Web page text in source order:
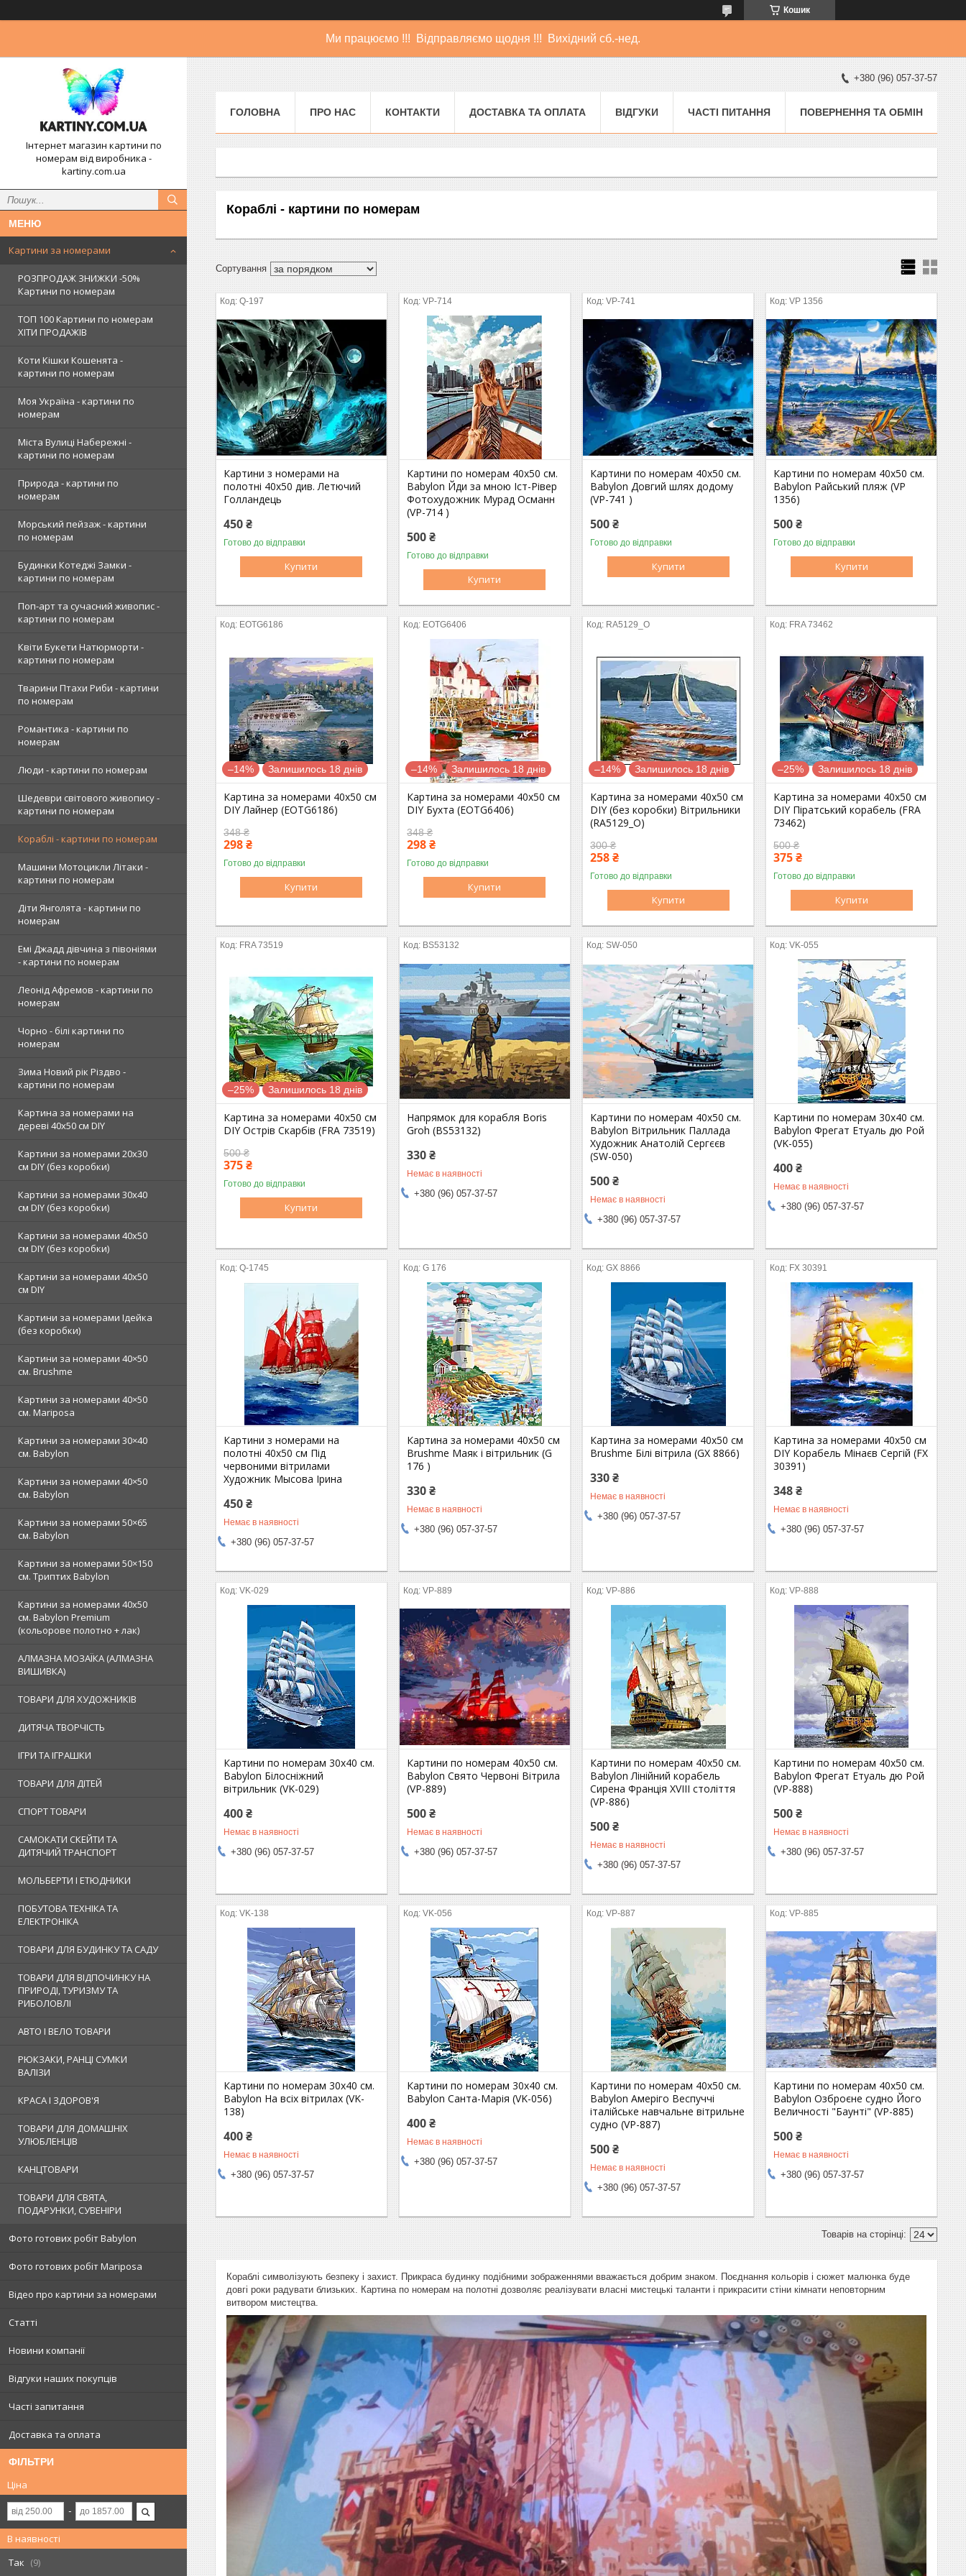
Кошик
Ми працюємо !!! Відправляємо щодня !!! Вихідний сб.-нед.
Інтернет магазин картини по
номерам від виробника -
kartiny.com.ua
Картини за номерами
РОЗПРОДАЖ ЗНИЖКИ -50%
Картини по номерам
ТОП 100 Картини по номерам
ХІТИ ПРОДАЖІВ
Коти Кішки Кошенята -
картини по номерам
Моя Україна - картини по
номерам
Міста Вулиці Набережні -
картини по номерам
Природа - картини по
номерам
Морський пейзаж - картини
по номерам
Будинки Котеджі Замки -
картини по номерам
Поп-арт та сучасний живопис -
картини по номерам
Квіти Букети Натюрморти -
картини по номерам
Тварини Птахи Риби - картини
по номерам
Романтика - картини по
номерам
Люди - картини по номерам
Шедеври світового живопису -
картини по номерам
Кораблі - картини по номерам
Машини Мотоцикли Літаки -
картини по номерам
Діти Янголята - картини по
номерам
Емі Джадд дівчина з півоніями
- картини по номерам
Леонід Афремов - картини по
номерам
Чорно - білі картини по
номерам
Зима Новий рік Різдво -
картини по номерам
Картина за номерами на
дереві 40х50 см DIY
Картини за номерами 20х30
см DIY (без коробки)
Картини за номерами 30х40
см DIY (без коробки)
Картини за номерами 40х50
см DIY (без коробки)
Картини за номерами 40х50
см DIY
Картини за номерами Ідейка
(без коробки)
Картини за номерами 40×50
см. Brushme
Картини за номерами 40×50
см. Mariposa
Картини за номерами 30×40
см. Babylon
Картини за номерами 40×50
см. Babylon
Картини за номерами 50×65
см. Babylon
Картини за номерами 50×150
см. Триптих Babylon
Картини за номерами 40х50
см. Babylon Premium
(кольорове полотно + лак)
АЛМАЗНА МОЗАЇКА (АЛМАЗНА
ВИШИВКА)
ТОВАРИ ДЛЯ ХУДОЖНИКІВ
ДИТЯЧА ТВОРЧІСТЬ
ІГРИ ТА ІГРАШКИ
ТОВАРИ ДЛЯ ДІТЕЙ
СПОРТ ТОВАРИ
САМОКАТИ СКЕЙТИ ТА
ДИТЯЧИЙ ТРАНСПОРТ
МОЛЬБЕРТИ І ЕТЮДНИКИ
ПОБУТОВА ТЕХНІКА ТА
ЕЛЕКТРОНІКА
ТОВАРИ ДЛЯ БУДИНКУ ТА САДУ
ТОВАРИ ДЛЯ ВІДПОЧИНКУ НА
ПРИРОДІ, ТУРИЗМУ ТА
РИБОЛОВЛІ
АВТО І ВЕЛО ТОВАРИ
РЮКЗАКИ, РАНЦІ СУМКИ
ВАЛІЗИ
КРАСА І ЗДОРОВ'Я
ТОВАРИ ДЛЯ ДОМАШНІХ
УЛЮБЛЕНЦІВ
КАНЦТОВАРИ
ТОВАРИ ДЛЯ СВЯТА,
ПОДАРУНКИ, СУВЕНІРИ
Фото готових робіт Babylon
Фото готових робіт Mariposa
Відео про картини за номерами
Статті
Новини компанії
Відгуки наших покупців
Часті запитання
Доставка та оплата
ФІЛЬТРИ
Ціна
В наявності
Так
9
+380 (96) 057-37-57
ГОЛОВНА ПРО НАС КОНТАКТИ ДОСТАВКА ТА ОПЛАТА ВІДГУКИ ЧАСТІ ПИТАННЯ ПОВЕРНЕННЯ ТА ОБМІН
Кораблі - картини по номерам
Q-197
Картини з номерами на
полотні 40х50 див. Летючий
Голландець
450 ₴
Готово до відправки
Купити
VP-714
Картини по номерам 40х50 см.
Babylon Йди за мною Іст-Рівер
Фотохудожник Мурад Османн
(VP-714 )
500 ₴
Готово до відправки
Купити
VP-741
Картини по номерам 40х50 см.
Babylon Довгий шлях додому
(VP-741 )
500 ₴
Готово до відправки
Купити
VP 1356
Картини по номерам 40х50 см.
Babylon Райський пляж (VP
1356)
500 ₴
Готово до відправки
Купити
EOTG6186
–14% Залишилось 18 днів
Картина за номерами 40х50 см
DIY Лайнер (EOTG6186)
348 ₴
298 ₴
Готово до відправки
Купити
EOTG6406
–14% Залишилось 18 днів
Картина за номерами 40х50 см
DIY Бухта (EOTG6406)
348 ₴
298 ₴
Готово до відправки
Купити
RA5129_O
–14% Залишилось 18 днів
Картина за номерами 40х50 см
DIY (без коробки) Вітрильники
(RA5129_O)
300 ₴
258 ₴
Готово до відправки
Купити
FRA 73462
–25% Залишилось 18 днів
Картина за номерами 40x50 см
DIY Піратський корабель (FRA
73462)
500 ₴
375 ₴
Готово до відправки
Купити
FRA 73519
–25% Залишилось 18 днів
Картина за номерами 40x50 см
DIY Острів Скарбів (FRA 73519)
500 ₴
375 ₴
Готово до відправки
Купити
BS53132
Напрямок для корабля Boris
Groh (BS53132)
330 ₴
Немає в наявності
+380 (96) 057-37-57
SW-050
Картини по номерам 40х50 см.
Babylon Вітрильник Паллада
Художник Анатолій Сергєєв
(SW-050)
500 ₴
Немає в наявності
+380 (96) 057-37-57
VK-055
Картини по номерам 30х40 см.
Babylon Фрегат Етуаль дю Рой
(VK-055)
400 ₴
Немає в наявності
+380 (96) 057-37-57
Q-1745
Картини з номерами на
полотні 40х50 см Під
червоними вітрилами
Художник Мысова Ірина
450 ₴
Немає в наявності
+380 (96) 057-37-57
G 176
Картина за номерами 40х50 см
Brushme Маяк і вітрильник (G
176 )
330 ₴
Немає в наявності
+380 (96) 057-37-57
GX 8866
Картина за номерами 40х50 см
Brushme Білі вітрила (GX 8866)
330 ₴
Немає в наявності
+380 (96) 057-37-57
FX 30391
Картина за номерами 40х50 см
DIY Корабель Мінаєв Сергій (FX
30391)
348 ₴
Немає в наявності
+380 (96) 057-37-57
VK-029
Картини по номерам 30х40 см.
Babylon Білосніжний
вітрильник (VK-029)
400 ₴
Немає в наявності
+380 (96) 057-37-57
VP-889
Картини по номерам 40х50 см.
Babylon Свято Червоні Вітрила
(VP-889)
500 ₴
Немає в наявності
+380 (96) 057-37-57
VP-886
Картини по номерам 40х50 см.
Babylon Лінійний корабель
Сирена Франція XVIII століття
(VP-886)
500 ₴
Немає в наявності
+380 (96) 057-37-57
VP-888
Картини по номерам 40х50 см.
Babylon Фрегат Етуаль дю Рой
(VP-888)
500 ₴
Немає в наявності
+380 (96) 057-37-57
VK-138
Картини по номерам 30х40 см.
Babylon На всіх вітрилах (VK-
138)
400 ₴
Немає в наявності
+380 (96) 057-37-57
VK-056
Картини по номерам 30х40 см.
Babylon Санта-Марія (VK-056)
400 ₴
Немає в наявності
+380 (96) 057-37-57
VP-887
Картини по номерам 40х50 см.
Babylon Амеріго Веспуччі
італійське навчальне вітрильне
судно (VP-887)
500 ₴
Немає в наявності
+380 (96) 057-37-57
VP-885
Картини по номерам 40х50 см.
Babylon Озброєне судно Його
Величності "Баунті" (VP-885)
500 ₴
Немає в наявності
+380 (96) 057-37-57
Кораблі символізують безпеку і захист. Прикраса будинку подібними зображеннями вважається добрим знаком. Поєднання кольорів і сюжет малюнка буде
довгі роки радувати близьких. Картина по номерам на полотні дозволяє реалізувати власні мистецькі таланти і прикрасити стіни кімнати неповторним
витвором мистецтва.